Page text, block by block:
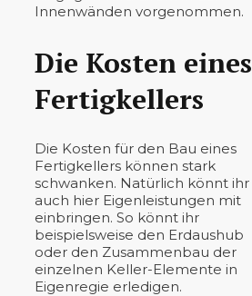
Innenwänden vorgenommen.
Die Kosten eines
Fertigkellers
Die Kosten für den Bau eines
Fertigkellers können stark
schwanken. Natürlich könnt ihr
auch hier Eigenleistungen mit
einbringen. So könnt ihr
beispielsweise den Erdaushub
oder den Zusammenbau der
einzelnen Keller-Elemente in
Eigenregie erledigen.